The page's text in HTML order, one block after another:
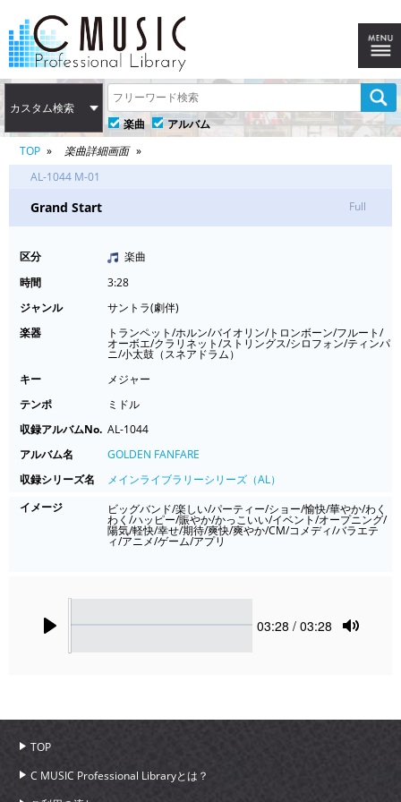
カスタム検索
楽曲
アルバム
TOP
楽曲詳細画面
AL-1044 M-01
Grand Start Full
区分
楽曲
時間
3:28
ジャンル
サントラ(劇伴)
楽器
トランペット/ホルン/バイオリン/トロンボーン/フルート/
オーボエ/クラリネット/ストリングス/シロフォン/ティンパ
ニ/小太鼓（スネアドラム）
キー
メジャー
テンポ
ミドル
収録アルバムNo. AL-1044
アルバム名
GOLDEN FANFARE
収録シリーズ名
メインライブラリーシリーズ（AL）
イメージ
ビッグバンド/楽しい/パーティー/ショー/愉快/華やか/わく
わく/ハッピー/賑やか/かっこいい/イベント/オープニング/
陽気/軽快/幸せ/期待/爽快/爽やか/CM/コメディ/バラエテ
ィ/アニメ/ゲーム/アプリ
Current
03:28 / 03:28
TOP
C MUSIC Professional Libraryとは？